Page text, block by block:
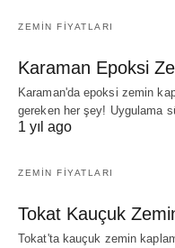
ZEMIN FIYATLARI
Karaman Epoksi
Karaman'da epoksi zemin
gereken her şey! Uygulama
1 yıl ago
ZEMIN FIYATLARI
Tokat Kauçuk
Tokat'ta kauçuk zemin